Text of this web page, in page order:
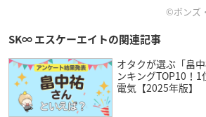
©ボンズ
SK∞ エスケーエイトの関連記事
オタクが選ぶ「畠
ンキングTOP10！
電気【2025年版】